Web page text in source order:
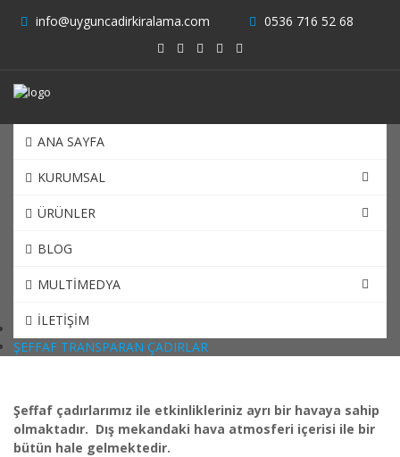
info@uyguncadirkiralama.com 0536 716 52 68
ANA SAYFA
KURUMSAL
ÜRÜNLER
BLOG
MULTİMEDYA
İLETİŞİM
ANA SAYFA
ŞEFFAF TRANSPARAN ÇADIRLAR
Şeffaf çadırlarımız ile etkinlikleriniz ayrı bir havaya sahip
olmaktadır. Dış mekandaki hava atmosferi içerisi ile bir
bütün hale gelmektedir.